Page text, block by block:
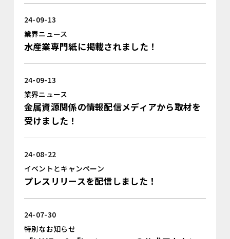
24-09-13
業界ニュース
水産業専門紙に掲載されました！
24-09-13
業界ニュース
金属資源関係の情報配信メディアから取材を
受けました！
24-08-22
イベントとキャンペーン
プレスリリースを配信しました！
24-07-30
特別なお知らせ